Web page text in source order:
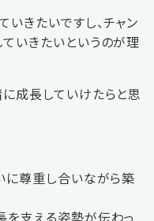
きたいですし、チャン
いきたいというのが理
成長していけたらと思
に尊重し合いながら築
支える姿勢が伝わっ